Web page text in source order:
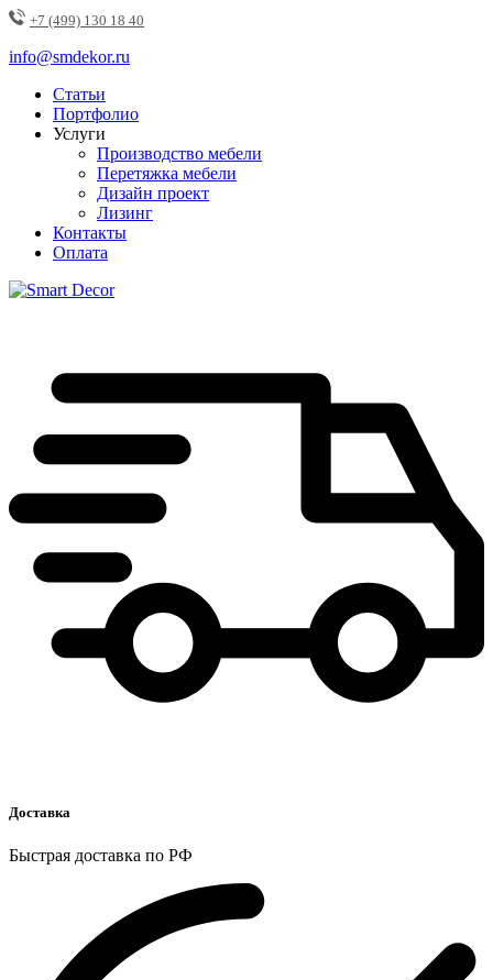
+7 (499) 130 18 40
info@smdekor.ru
Статьи
Портфолио
Услуги
Производство мебели
Перетяжка мебели
Дизайн проект
Лизинг
Контакты
Оплата
Доставка
Быстрая доставка по РФ